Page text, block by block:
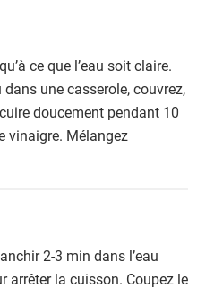
ce que l’eau soit claire.
une casserole, couvrez,
doucement pendant 10
vinaigre. Mélangez
2-3 min dans l’eau
arrêter la cuisson. Coupez le